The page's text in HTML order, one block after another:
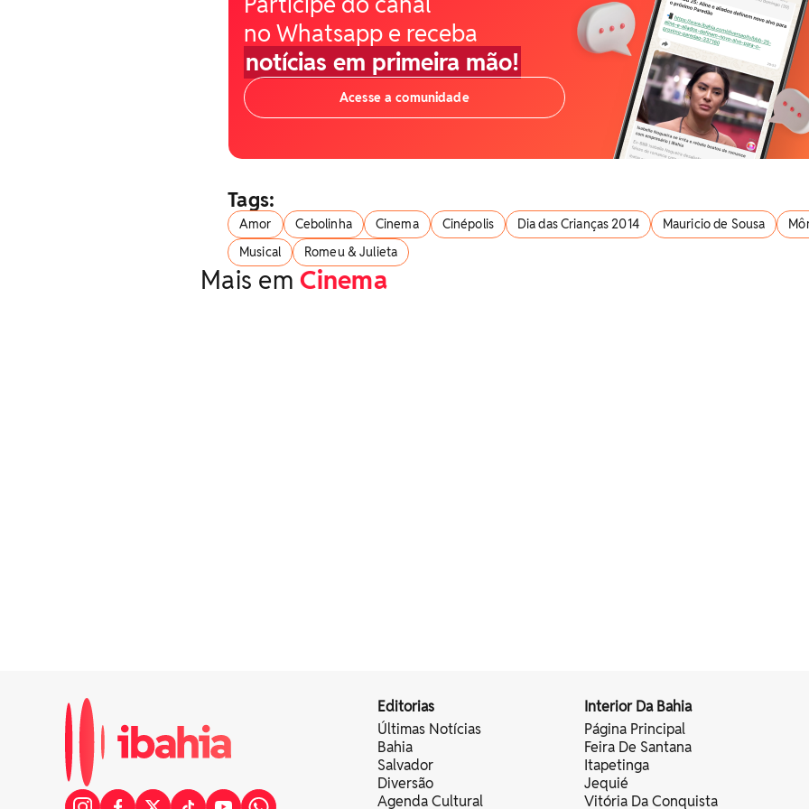
no Whatsapp e receba
notícias em primeira mão!
Acesse a comunidade
Tags:
Amor Cebolinha Cinema Cinépolis Dia das Crianças 2014 Mauricio de Sousa
Musical
Romeu & Julieta
Mais emCinema
Editorias
Últimas Notícias
Bahia
Salvador
Diversão
Agenda Cultural
Interior Da Bahia
Página Principal
Feira De Santana
Itapetinga
Jequié
Vitória Da Conquista